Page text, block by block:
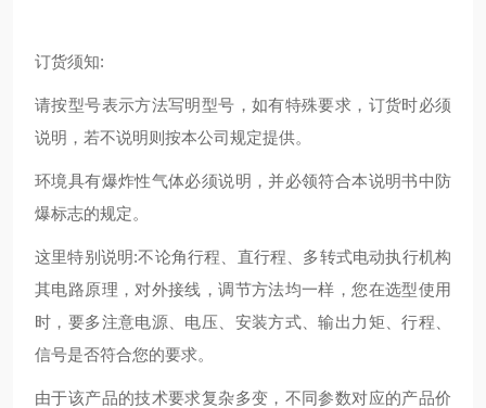
订货须知:
请按型号表示方法写明型号，如有特殊要求，订货时必须
说明，若不说明则按本公司规定提供。
环境具有爆炸性气体必须说明，并必领符合本说明书中防
爆标志的规定。
这里特别说明:不论角行程、直行程、多转式电动执行机构
其电路原理，对外接线，调节方法均一样，您在选型使用
时，要多注意电源、电压、安装方式、输出力矩、行程、
信号是否符合您的要求。
由于该产品的技术要求复杂多变，不同参数对应的产品价